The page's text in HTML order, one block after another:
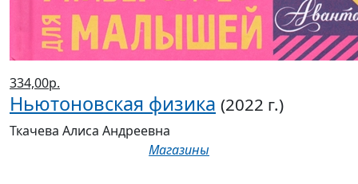
334,00р.
Ньютоновская физика (2022 г.)
Ткачева Алиса Андреевна
Магазины